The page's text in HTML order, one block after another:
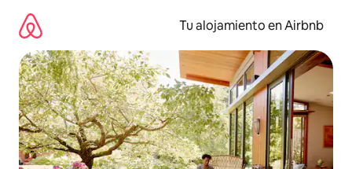
contenido
Tu alojamiento en Airbnb